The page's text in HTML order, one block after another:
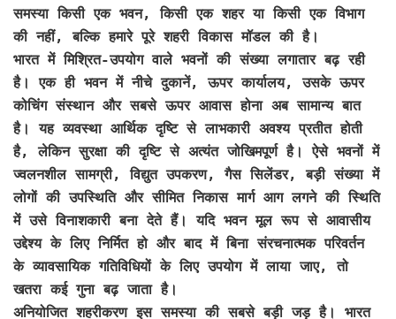
समस्या किसी एक भवन, किसी एक शहर या किसी एक विभाग
की नहीं, बल्कि हमारे पूरे शहरी विकास मॉडल की है।
भारत में मिश्रित-उपयोग वाले भवनों की संख्या लगातार बढ़ रही
है। एक ही भवन में नीचे दुकानें, ऊपर कार्यालय, उसके ऊपर
कोचिंग संस्थान और सबसे ऊपर आवास होना अब सामान्य बात
है। यह व्यवस्था आर्थिक दृष्टि से लाभकारी अवश्य प्रतीत होती
है, लेकिन सुरक्षा की दृष्टि से अत्यंत जोखिमपूर्ण है। ऐसे भवनों में
ज्वलनशील सामग्री, विद्युत उपकरण, गैस सिलेंडर, बड़ी संख्या में
लोगों की उपस्थिति और सीमित निकास मार्ग आग लगने की स्थिति
में उसे विनाशकारी बना देते हैं। यदि भवन मूल रूप से आवासीय
उद्देश्य के लिए निर्मित हो और बाद में बिना संरचनात्मक परिवर्तन
के व्यावसायिक गतिविधियों के लिए उपयोग में लाया जाए, तो
खतरा कई गुना बढ़ जाता है।
अनियोजित शहरीकरण इस समस्या की सबसे बड़ी जड़ है। भारत